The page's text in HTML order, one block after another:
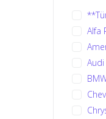
Alfa
Audi